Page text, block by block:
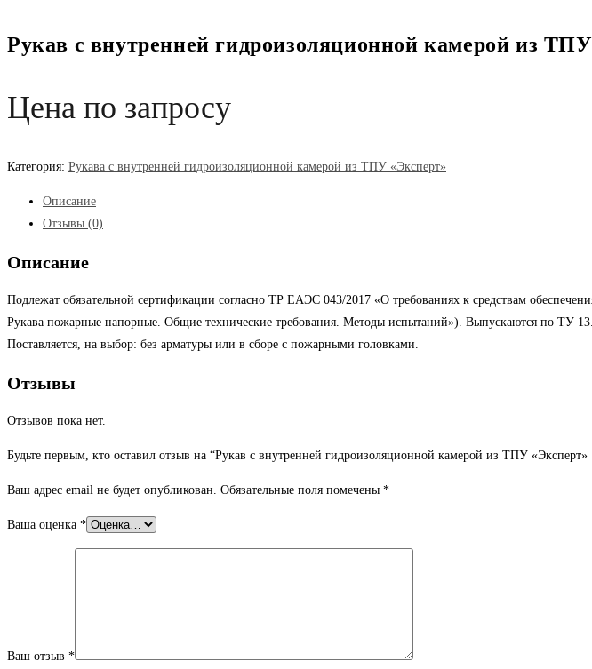
Рукав с внутренней гидроизоляционной камерой из
Цена по запросу
Категория: Рукава с внутренней гидроизоляционной камерой из ТПУ «Эксперт»
Описание
Отзывы (0)
Описание
Подлежат обязательной сертификации согласно ТР ЕАЭС 043/2017 «О требованиях к средствам
Рукава пожарные напорные. Общие технические требования. Методы испытаний»). Выпускаются по ТУ
Поставляется, на выбор: без арматуры или в сборе с пожарными головками.
Отзывы
Отзывов пока нет.
Будьте первым, кто оставил отзыв на “Рукав с внутренней гидроизоляционной камерой из ТПУ
Ваш адрес email не будет опубликован. Обязательные поля помечены *
Ваша оценка *
Ваш отзыв *